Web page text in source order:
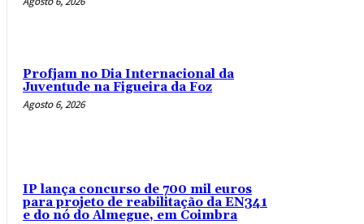
Profjam no Dia Internacional da
Juventude na Figueira da Foz
Agosto 6, 2026
IP lança concurso de 700 mil euros
para projeto de reabilitação da EN341
e do nó do Almegue, em Coimbra